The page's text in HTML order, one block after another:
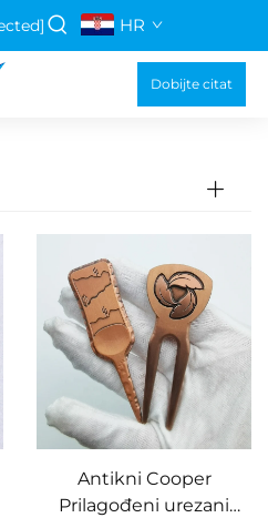
HR
Dobijte citat
Antikni Cooper
Prilagođeni urezani